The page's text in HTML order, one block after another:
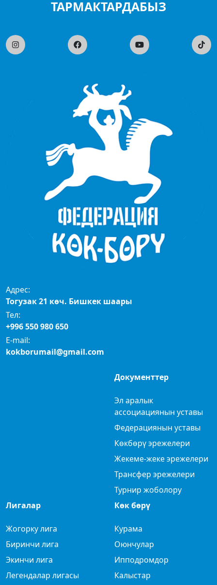
ТАРМАКТАРДАБЫЗ
Адрес:
Тогузак 21 көч. Бишкек шаары
Тел:
+996 550 980 650
E-mail:
kokborumail@gmail.com
Документтер
Эл аралык
ассоциациянын уставы
Федерациянын уставы
Көкбөрү эрежелери
Жекеме-жеке эрежелери
Трансфер эрежелери
Турнир жоболору
Лигалар
Жогорку лига
Биринчи лига
Экинчи лига
Легендалар лигасы
Көк бөрү
Курама
Оюнчулар
Ипподромдор
Калыстар